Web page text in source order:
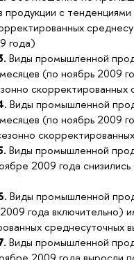
продукции с
года)
Виды промышленной
(по ноябрь 2009
скорректированных
Виды промышленной
(по ноябрь 2009
Виды промышленной
2009 года
Виды промышленной
года включительно)
среднесуточных
Виды промышленной